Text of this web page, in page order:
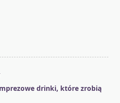
drinki, które zrobią